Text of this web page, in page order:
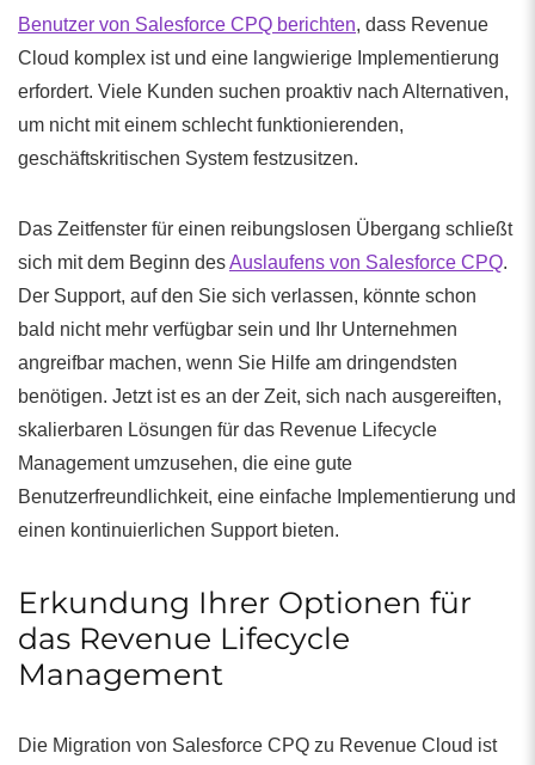
Benutzer von Salesforce CPQ berichten, dass Revenue
Cloud komplex ist und eine langwierige Implementierung
erfordert. Viele Kunden suchen proaktiv nach Alternativen,
um nicht mit einem schlecht funktionierenden,
geschäftskritischen System festzusitzen.
Das Zeitfenster für einen reibungslosen Übergang schließt
sich mit dem Beginn desAuslaufens von Salesforce CPQ.
Der Support, auf den Sie sich verlassen, könnte schon
bald nicht mehr verfügbar sein und Ihr Unternehmen
angreifbar machen, wenn Sie Hilfe am dringendsten
benötigen. Jetzt ist es an der Zeit, sich nach ausgereiften,
skalierbaren Lösungen für das Revenue Lifecycle
Management umzusehen, die eine gute
Benutzerfreundlichkeit, eine einfache Implementierung und
einen kontinuierlichen Support bieten.
Erkundung Ihrer Optionen für
das Revenue Lifecycle
Management
Die Migration von Salesforce CPQ zu Revenue Cloud ist